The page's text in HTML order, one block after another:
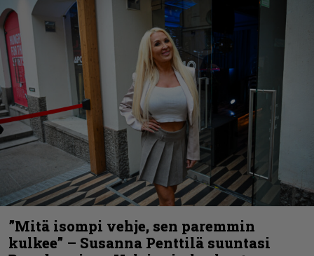
”Mitä isompi vehje, sen paremmin
kulkee” – Susanna Penttilä suuntasi